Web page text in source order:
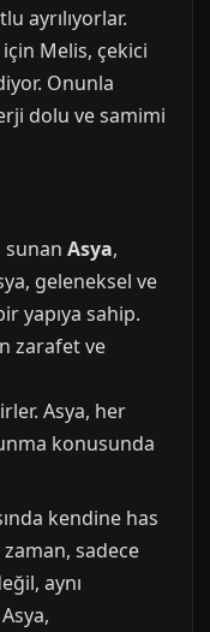
ayrılıyorlar.
Melis, çekici
Onunla
dolu ve samimi
sunan Asya,
geleneksel ve
yapıya sahip.
zarafet ve
Asya, her
konusunda
kendine has
sadece
aynı